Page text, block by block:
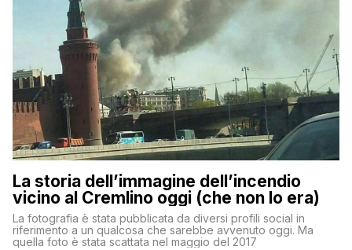
La storia dell’immagine dell’incendio
vicino al Cremlino oggi (che non lo era)
La fotografia è stata pubblicata da diversi profili social in
riferimento a un qualcosa che sarebbe avvenuto oggi. Ma
quella foto è stata scattata nel maggio del 2017